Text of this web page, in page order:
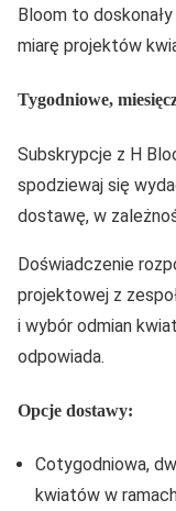
Bloom to
miarę projektów
Tygodniowe,
Subskrypcje z H
spodziewaj się
dostawę, w
Doświadczenie
projektowej z
i wybór odmian
odpowiada.
Opcje dostawy:
Cotygodniowa,
kwiatów w